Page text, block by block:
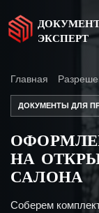
ЭКСПЕРТ
Главная
ДОКУМЕНТЫ ДЛЯ
НА
САЛОНА
Соберем